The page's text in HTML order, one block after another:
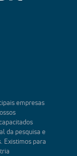
empresas
da pesquisa e
Existimos para